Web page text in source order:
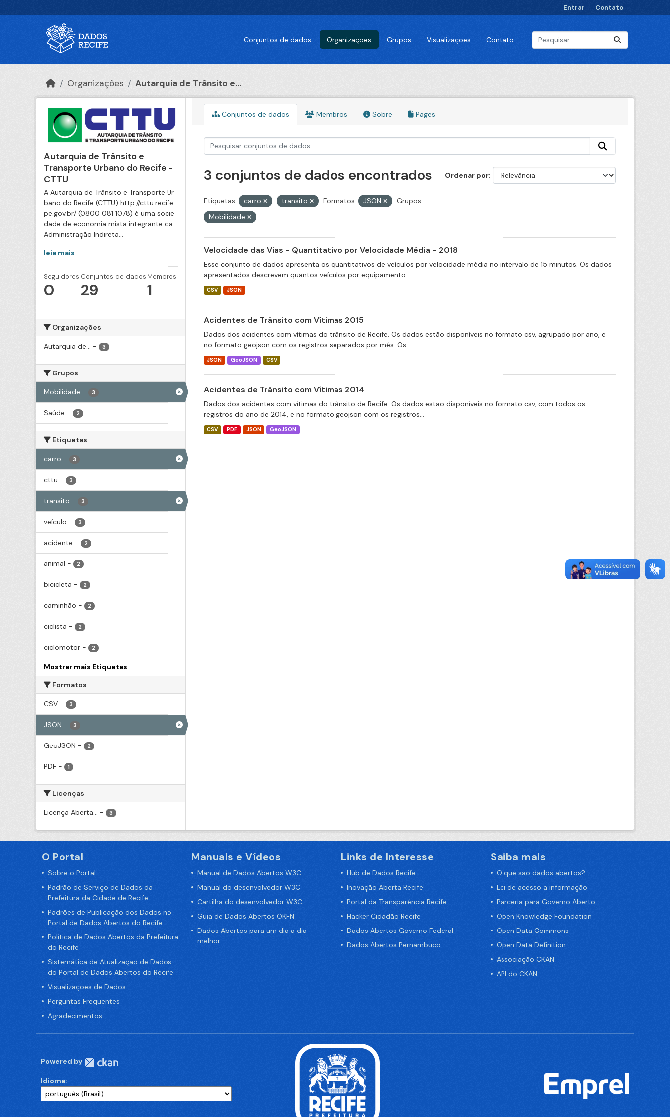
Entrar Contato
Conjuntos de dados Organizações Grupos Visualizações Contato
Organizações Autarquia de Trânsito e...
Autarquia de Trânsito e
Transporte Urbano do Recife -
CTTU
A Autarquia de Trânsito e Transporte Ur
bano do Recife (CTTU) http://cttu.recife.
pe.gov.br/ (0800 081 1078) é uma socie
dade de economia mista integrante da
Administração Indireta...
leia mais
Seguidores
0
Conjuntos de dados
29
Membros
1
Organizações
Autarquia de... - 3
Grupos
Mobilidade - 3
Saúde - 2
Etiquetas
carro - 3
cttu - 3
transito - 3
veículo - 3
acidente - 2
animal - 2
bicicleta - 2
caminhão - 2
ciclista - 2
ciclomotor - 2
Mostrar mais Etiquetas
Formatos
CSV - 3
JSON - 3
GeoJSON - 2
PDF - 1
Licenças
Licença Aberta... - 3
Conjuntos de dados Membros Sobre Pages
Ordenar por
3 conjuntos de dados encontrados
Etiquetas: carro transito Formatos: JSON
Grupos:
Mobilidade
Velocidade das Vias - Quantitativo por Velocidade Média - 2018
Esse conjunto de dados apresenta os quantitativos de veículos por velocidade média no intervalo de 15 minutos. Os dados
apresentados descrevem quantos veículos por equipamento...
CSV JSON
Acidentes de Trânsito com Vítimas 2015
Dados dos acidentes com vítimas do trânsito de Recife. Os dados estão disponíveis no formato csv, agrupado por ano, e
no formato geojson com os registros separados por mês. Os...
JSON GeoJSON CSV
Acidentes de Trânsito com Vítimas 2014
Dados dos acidentes com vítimas do trânsito de Recife. Os dados estão disponíveis no formato csv, com todos os
registros do ano de 2014, e no formato geojson com os registros...
CSV PDF JSON GeoJSON
O Portal
Sobre o Portal
Padrão de Serviço de Dados da
Prefeitura da Cidade de Recife
Padrões de Publicação dos Dados no
Portal de Dados Abertos do Recife
Política de Dados Abertos da Prefeitura
do Recife
Sistemática de Atualização de Dados
do Portal de Dados Abertos do Recife
Visualizações de Dados
Perguntas Frequentes
Agradecimentos
Manuais e Vídeos
Manual de Dados Abertos W3C
Manual do desenvolvedor W3C
Cartilha do desenvolvedor W3C
Guia de Dados Abertos OKFN
Dados Abertos para um dia a dia
melhor
Links de Interesse
Hub de Dados Recife
Inovação Aberta Recife
Portal da Transparência Recife
Hacker Cidadão Recife
Dados Abertos Governo Federal
Dados Abertos Pernambuco
Saiba mais
O que são dados abertos?
Lei de acesso a informação
Parceria para Governo Aberto
Open Knowledge Foundation
Open Data Commons
Open Data Definition
Associação CKAN
API do CKAN
Powered by
Idioma